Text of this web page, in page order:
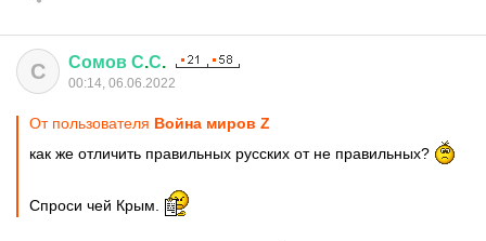
С Сомов С.С.
00:14, 06.06.2022
От пользователя Война миров Z
как же отличить правильных русских от не правильных?
Спроси чей Крым.